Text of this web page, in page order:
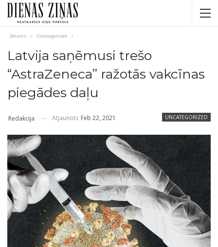
Sākums Uncategorized
Latvija saņēmusi trešo
“AstraZeneca” ražotās vakcīnas
piegādes daļu
UNCATEGORIZED
Redakcija Atjaunots Feb 22, 2021